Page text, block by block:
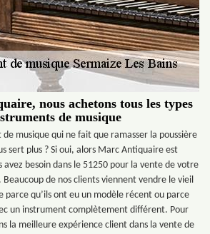
nous achetons tous les types
de musique
musique qui ne fait que ramasser la poussière
sert plus ? Si oui, alors Marc Antiquaire est
besoin dans le 51250 pour la vente de votre
de nos clients viennent vendre le vieil
parce qu’ils ont eu un modèle récent ou parce
un instrument complètement différent. Pour
la meilleure expérience client dans la vente de